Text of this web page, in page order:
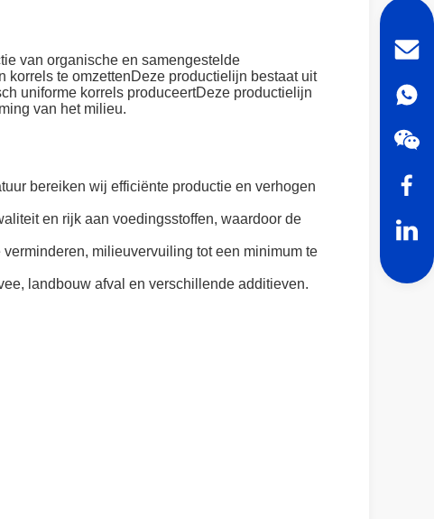
van organische en samengestelde
korrels te omzettenDeze productielijn bestaat uit
uniforme korrels produceertDeze productielijn
van het milieu.
bereiken wij efficiënte productie en verhogen
en rijk aan voedingsstoffen, waardoor de
milieuvervuiling tot een minimum te
landbouw afval en verschillende additieven.